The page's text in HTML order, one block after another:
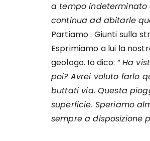
a tempo indeterminato
continua ad abitarle
Partiamo . Giunti sulla
Esprimiamo a lui la
geologo. Io dico: ”Ha
poi? Avrei voluto farlo
buttati via. Questa
superficie. Speriamo
sempre a disposizione